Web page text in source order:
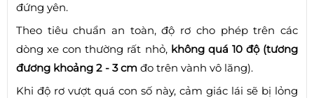
đứng yên.
Theo tiêu chuẩn an toàn, độ rơ cho phép trên các
dòng xe con thường rất nhỏ, không quá 10 độ (tương
đương khoảng 2 - 3 cm đo trên vành vô lăng).
Khi độ rơ vượt quá con số này, cảm giác lái sẽ bị lỏng